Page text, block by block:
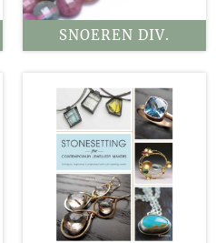
SNOEREN DIV.